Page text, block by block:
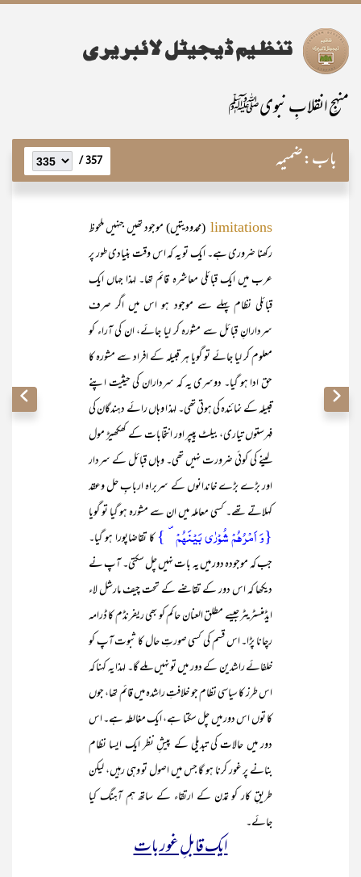
منہجِ انقلابِ نبویﷺ
باب:ضمیمہ 357 /
limitations (محدودیتیں) موجود تھیں جنہیں ملحوظ
رکھنا ضروری ہے۔ ایک تو یہ کہ اس وقت بنیادی طور پر
عرب میں ایک قبائلی معاشرہ قائم تھا۔ لہذا جہاں ایک
قبائلی نظام پہلے سے موجود ہو اس میں اگر صرف
سردارانِ قبائل سے مشورہ کر لیا جائے، ان کی آراء کو
معلوم کر لیا جائے تو گویا ہر قبیلہ کے افراد سے مشورہ کا
حق ادا ہو گیا۔ دوسری یہ کہ سرداران کی حیثیت اپنے
قبیلہ کے نمائندہ کی ہوتی تھی۔ لہذ ا وہاں رائے دہندگان کی
فہرستوں تیاری، بیلٹ پیپر اور انتخابات کے کھکھیڑ مول
لینے کی کوئی ضرورت نہیں تھی۔ وہاں قبائل کے سردار
اور بڑے بڑے خاندانوں کے سربراہ اربابِ حل وعقد
کہلاتے تھے۔ کسی معاملہ میں ان سے مشورہ ہو گیا تو گویا
{وَ اَمۡرُہُمۡ شُوۡرٰی بَیۡنَہُمۡ ۪ }کا تقاضاپورا ہو گیا۔
جب کہ موجودہ دور میں یہ بات نہیں چل سکتی۔ آپ نے
دیکھا کہ اس دور کے تقاضے کے تحت چیف مارشل لاء
ایڈمنسٹریٹر جیسے مطلق العنان حاکم کو بھی ریفرنڈم کا ڈرامہ
رچانا پڑا۔ اس قسم کی کسی صورتِ حال کا ثبوت آپ کو
خلفائے راشدین کے دور میں تو نہیں ملے گا۔ لہذا یہ کہنا کہ
اس طرز کا سیاسی نظام جو خلافتِ راشدہ میں قائم تھا، جوں
کا توں اس دور میں چل سکتا ہے، ایک مغالطہ ہے۔ اس
دور میں حالات کی تبدیلی کے پیشِ نظر ایک ایسا نظام
بنانے پر غور کرنا ہو گا جس میں اصول تو وہی رہیں، لیکن
طریقِ کار کو تمدن کے ارتقاء کے ساتھ ہم آہنگ کیا
جائے۔
ایک قابلِ غور بات